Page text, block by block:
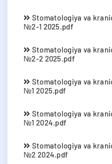
Stomatologiya va
№2-1 2025.pdf
Stomatologiya va
№2-2 2025.pdf
Stomatologiya va
№1 2025.pdf
Stomatologiya va
№1 2024.pdf
Stomatologiya va
№2 2024.pdf